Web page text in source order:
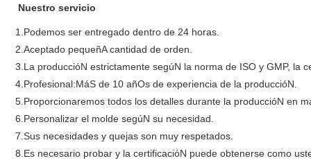
Nuestro servicio
1.Podemos ser entregado dentro de 24 horas.
2.Aceptado pequeñA cantidad de orden.
3.La produccióN estrictamente segúN la norma de ISO y GMP, la
4.Profesional:MáS de 10 añOs de experiencia de la produccióN.
5.Proporcionaremos todos los detalles durante la produccióN en
6.Personalizar el molde segúN su necesidad.
7.Sus necesidades y quejas son muy respetados.
8.Es necesario probar y la certificacióN puede obtenerse como